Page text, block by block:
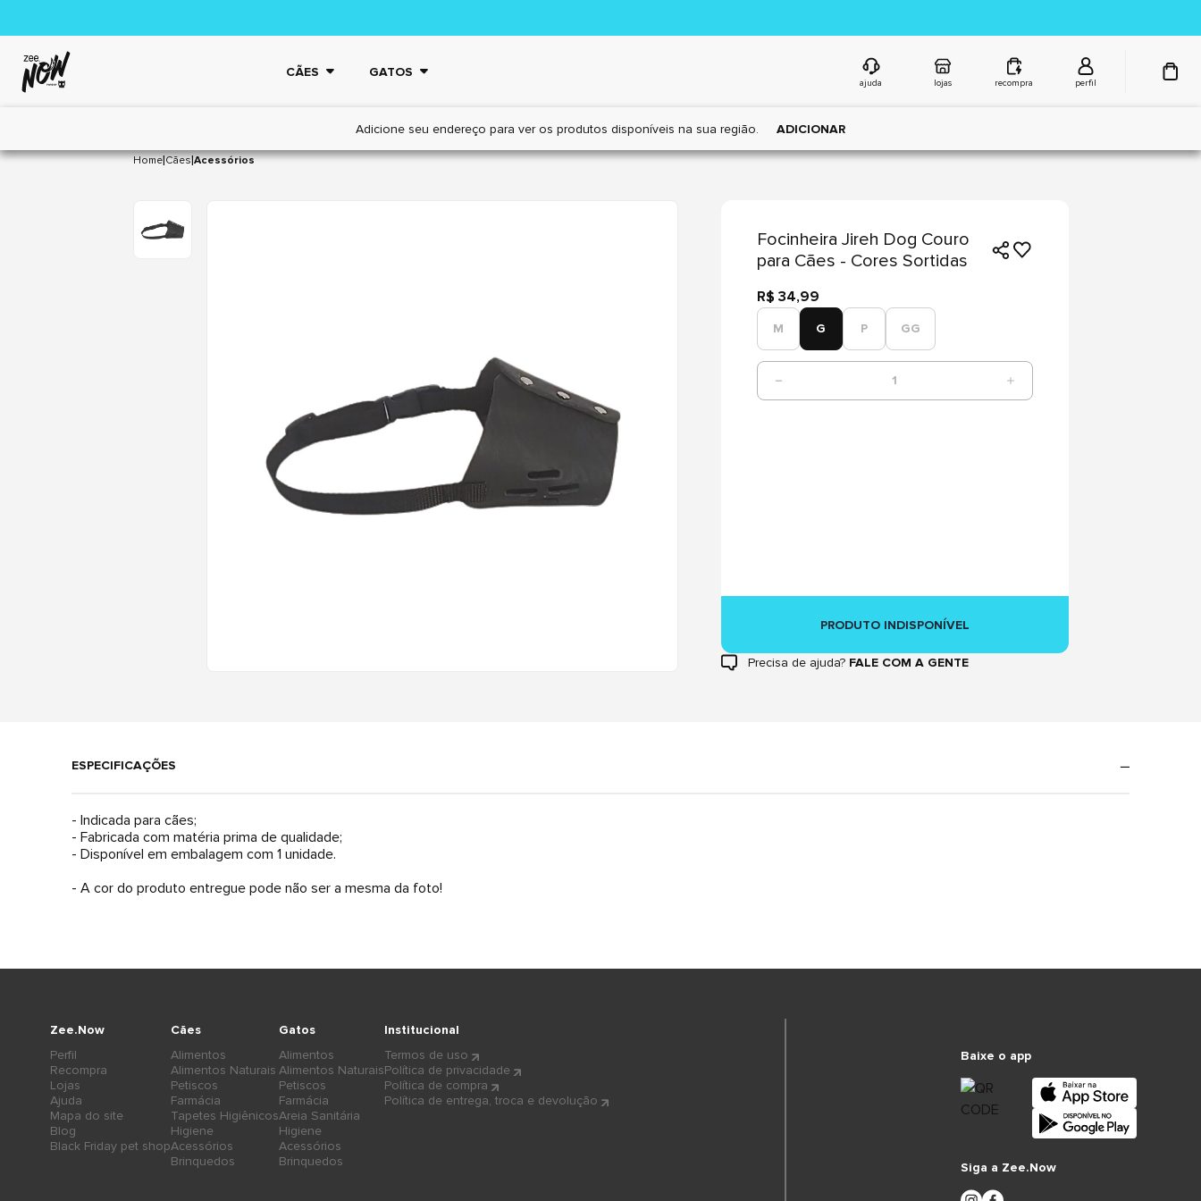
CÃES GATOS
ajuda lojas recompra perfil
Adicione seu endereço para ver os produtos disponíveis na sua região. ADICIONAR
Home|Cães|Acessórios
Focinheira Jireh Dog Couro
para Cães - Cores Sortidas
R$ 34,99
M G P GG
1
PRODUTO INDISPONÍVEL
Precisa de ajuda? FALE COM A GENTE
ESPECIFICAÇÕES
- Indicada para cães;
- Fabricada com matéria prima de qualidade;
- Disponível em embalagem com 1 unidade.
- A cor do produto entregue pode não ser a mesma da foto!
Cães
Alimentos
Alimentos Naturais
Petiscos
Farmácia
Tapetes Higiênicos
Higiene
Acessórios
Brinquedos
Gatos
Alimentos
Alimentos Naturais
Petiscos
Farmácia
Areia Sanitária
Higiene
Acessórios
Brinquedos
Zee.Now
Perfil
Recompra
Lojas
Ajuda
Mapa do site
Blog
Black Friday pet shop
Institucional
Termos de uso
Política de privacidade
Política de compra
Política de entrega, troca e devolução
Baixe o app
Siga a Zee.Now